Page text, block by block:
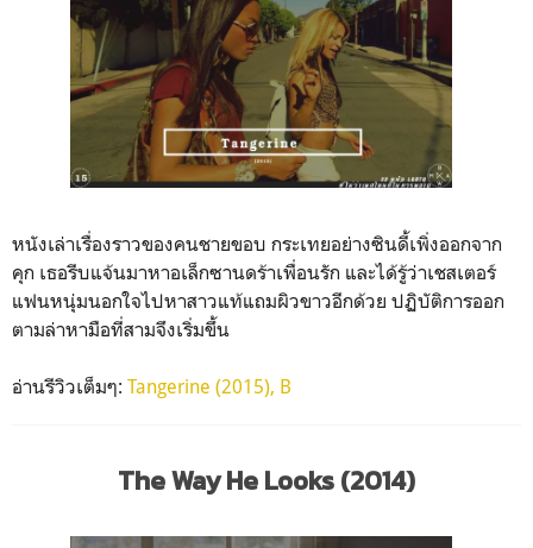
หนังเล่าเรื่องราวของคนชายขอบ กระเทยอย่างซินดี้เพิ่งออกจาก
คุก เธอรีบแจ้นมาหาอเล็กซานดร้าเพื่อนรัก และได้รู้ว่าเชสเตอร์
แฟนหนุ่มนอกใจไปหาสาวแท้แถมผิวขาวอีกด้วย ปฏิบัติการออก
ตามล่าหามือที่สามจึงเริ่มขึ้น
อ่านรีวิวเต็มๆ: Tangerine (2015), B
The Way He Looks (2014)